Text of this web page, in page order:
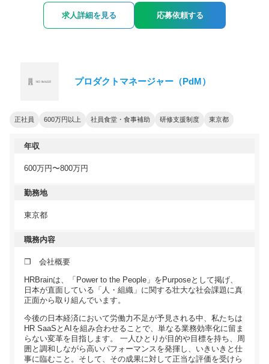
求人詳細を見る 応募依頼する
プロダクトマネージャー（PdM）
正社員 600万円以上 社員食堂・食事補助 研修支援制度 東京都
年収
600万円〜800万円
勤務地
東京都
職務内容
❐ 会社概要
HRBrainは、「Power to the People」をPurposeとして掲げ、
日本が直面している「人・組織」に関する壮大な社会課題に真
正面から取り組んでいます。
今後の日本経済において労働力不足が予見される中、私たちは
HR SaaSとAIを組み合わせることで、単なる業務効率化に留ま
らない変革を目指します。 一人ひとりが目的や目標を持ち、周
囲と調和しながら高いパフォーマンスを発揮し、いきいきと仕
事に臨むこと。そして、その成果に対して正当な評価を受けら